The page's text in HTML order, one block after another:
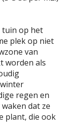
tuin op het
plek op niet
van
worden als
regen en
dat ze
plant, die ook